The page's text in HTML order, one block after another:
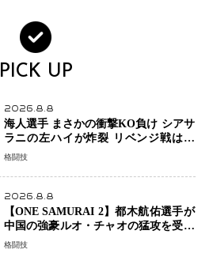
PICK UP
2026.8.8
海人選手 まさかの衝撃KO負け シアサ
ラニの左ハイが炸裂 リベンジ戦は一
瞬で決着
格闘技
2026.8.8
【ONE SAMURAI 2】都木航佑選手が
中国の強豪ルオ・チャオの猛攻を受け
ながらも的確な攻撃で応戦 最後まで
格闘技